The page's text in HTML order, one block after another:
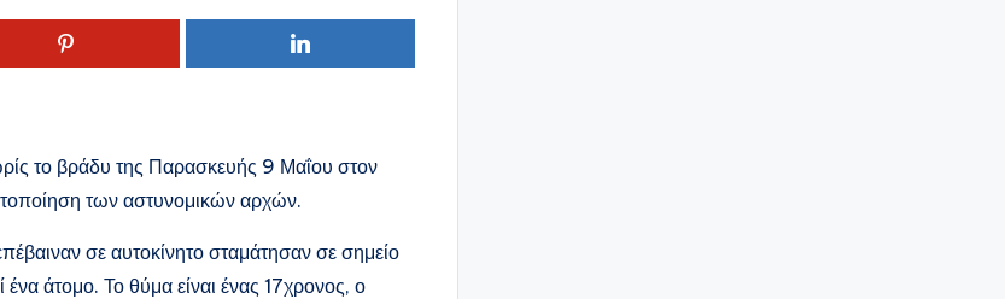
το βράδυ της Παρασκευής 9 Μαΐου στον
των αστυνομικών αρχών.
σε αυτοκίνητο σταμάτησαν σε σημείο
ένα άτομο. Το θύμα είναι ένας 17χρονος, ο